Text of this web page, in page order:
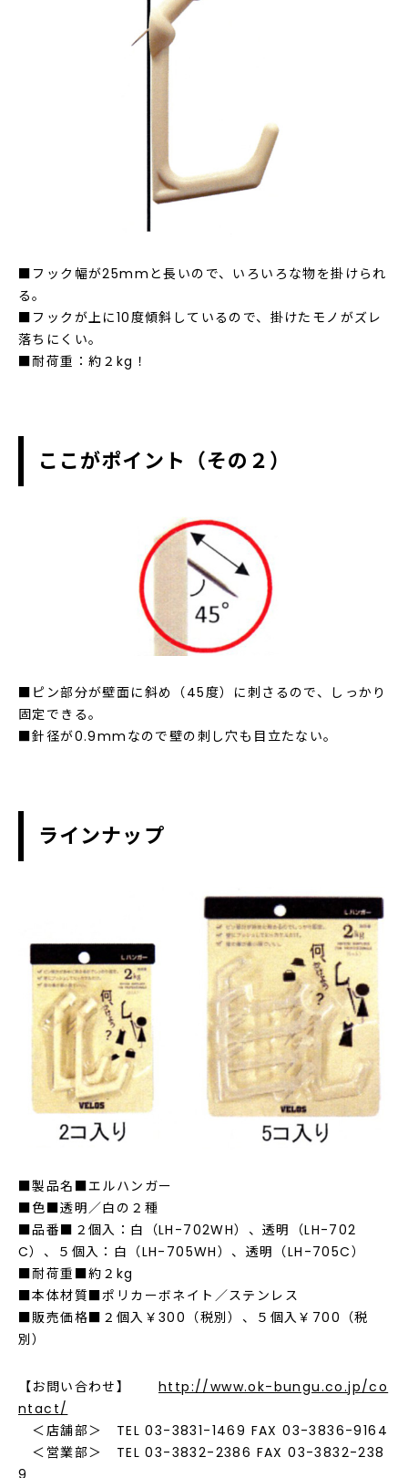
■フック幅が25mmと長いので、いろいろな物を掛けられ
る。
■フックが上に10度傾斜しているので、掛けたモノがズレ
落ちにくい。
■耐荷重：約２kg！
ここがポイント（その２）
■ピン部分が壁面に斜め（45度）に刺さるので、しっかり
固定できる。
■針径が0.9mmなので壁の刺し穴も目立たない。
ラインナップ
■製品名■エルハンガー
■色■透明／白の２種
■品番■２個入：白（LH-702WH）、透明（LH-702
C）、５個入：白（LH-705WH）、透明（LH-705C）
■耐荷重■約２kg
■本体材質■ポリカーボネイト／ステンレス
■販売価格■２個入￥300（税別）、５個入￥700（税
別）
【お問い合わせ】 http://www.ok-bungu.co.jp/co
ntact/
＜店舗部＞ TEL 03-3831-1469 FAX 03-3836-9164
＜営業部＞ TEL 03-3832-2386 FAX 03-3832-238